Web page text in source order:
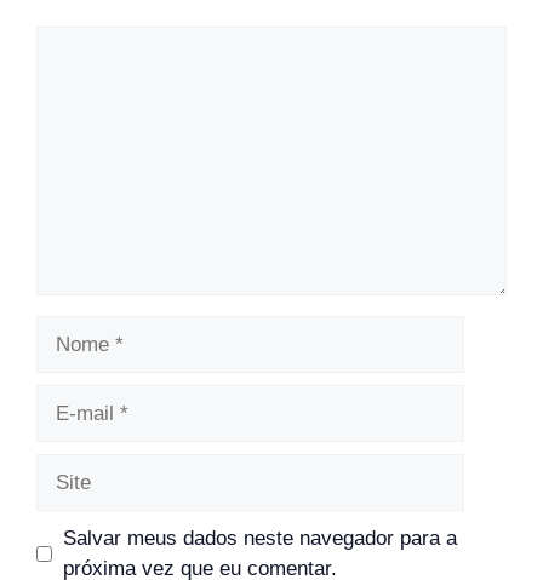
Salvar meus dados neste navegador para a
próxima vez que eu comentar.